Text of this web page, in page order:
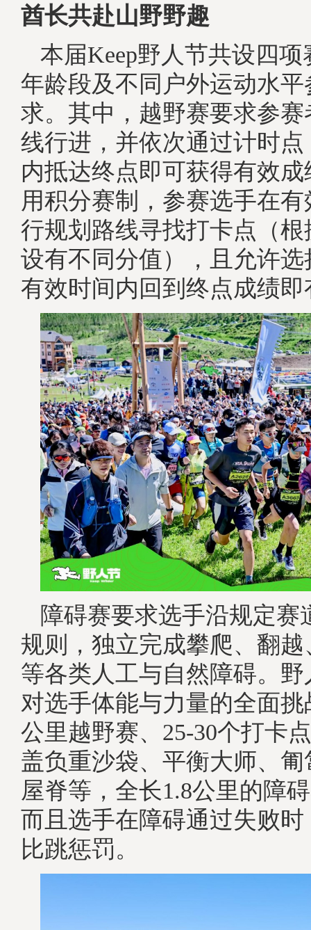
酋长共赴山野野趣
本届Keep野人节共设四
年龄段及不同户外运动水
求。其中，越野赛要求参
线行进，并依次通过计时
内抵达终点即可获得有效
用积分赛制，参赛选手在
行规划路线寻找打卡点（
设有不同分值），且允许
有效时间内回到终点成绩即
障碍赛要求选手沿规定赛
规则，独立完成攀爬、翻
等各类人工与自然障碍。
对选手体能与力量的全面挑
公里越野赛、25-30个打卡
盖负重沙袋、平衡大师、
屋脊等，全长1.8公里的障
而且选手在障碍通过失败
比跳惩罚。